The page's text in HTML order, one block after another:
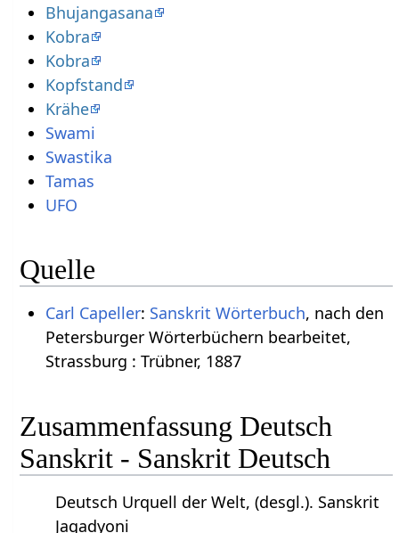
Bhujangasana
Kobra
Kobra
Kopfstand
Krähe
Swami
Swastika
Tamas
UFO
Quelle
Carl Capeller: Sanskrit Wörterbuch, nach den
Petersburger Wörterbüchern bearbeitet,
Strassburg : Trübner, 1887
Zusammenfassung Deutsch
Sanskrit - Sanskrit Deutsch
Deutsch Urquell der Welt, (desgl.). Sanskrit
Jagadyoni